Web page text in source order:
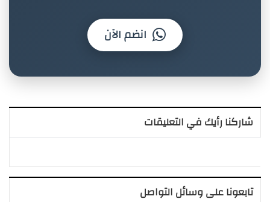
انضم الآن
شاركنا رأيك في التعليقات
تابعونا على وسائل التواصل